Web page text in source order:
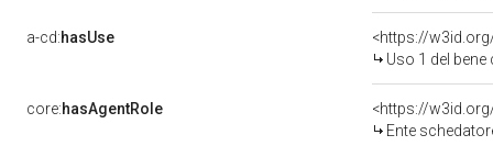
a-cd:hasUse
<https://
Uso 1 del
core:hasAgentRole
<https://
Ente schedatore del bene